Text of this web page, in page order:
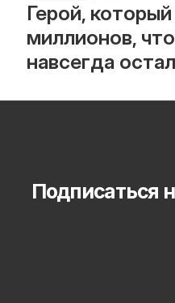
Герой,
миллионов,
навсегда
Подписаться